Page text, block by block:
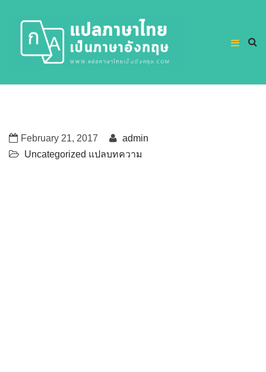
February 21, 2017
admin
Uncategorized แปลบทความ